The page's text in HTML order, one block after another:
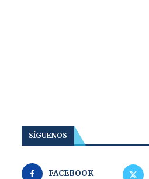
SÍGUENOS
FACEBOOK